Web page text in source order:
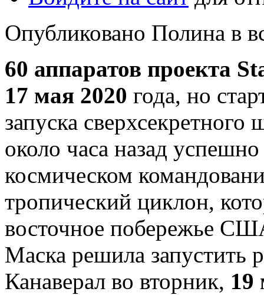
Опубликовано Полина в
60 аппаратов проекта
17 мая 2020 года, но
запуска
около часа назад
космическом
тропический циклон,
восточное побережье
Маска решила запустить
Канаверал во вторник, 19